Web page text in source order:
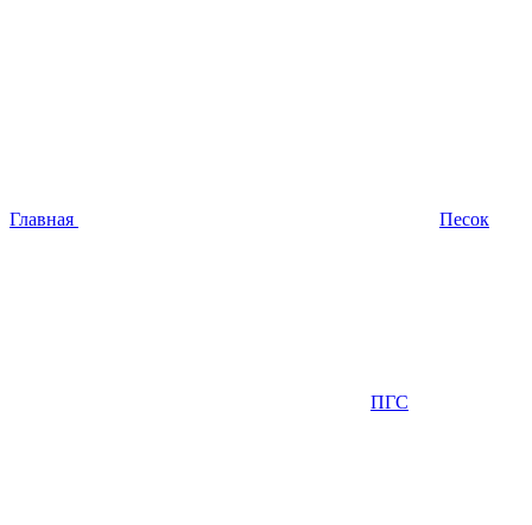
Главная Песок
ПГС